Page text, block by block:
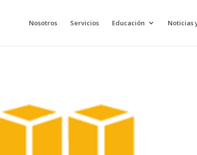
Nosotros Servicios Educación Noticias